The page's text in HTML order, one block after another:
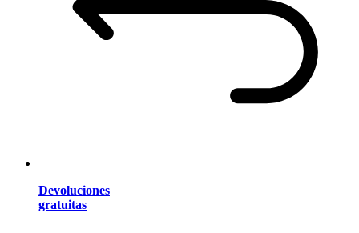
Devoluciones
gratuitas